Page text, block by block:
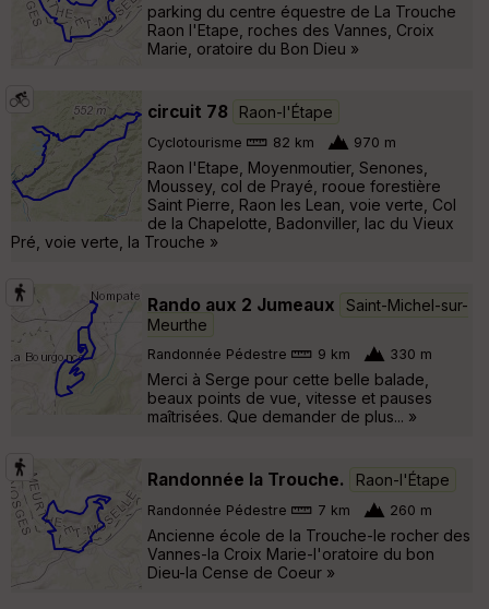
parking du centre équestre de La Trouche
Raon l'Etape, roches des Vannes, Croix
Marie, oratoire du Bon Dieu »
circuit 78 Raon-l'Étape
Cyclotourisme 82 km 970 m
Raon l'Etape, Moyenmoutier, Senones,
Moussey, col de Prayé, rooue forestière
Saint Pierre, Raon les Lean, voie verte, Col
de la Chapelotte, Badonviller, lac du Vieux
Pré, voie verte, la Trouche »
Rando aux 2 Jumeaux
Saint-Michel-sur-
Meurthe
Randonnée Pédestre 9 km 330 m
Merci à Serge pour cette belle balade,
beaux points de vue, vitesse et pauses
maîtrisées. Que demander de plus... »
Randonnée la Trouche. Raon-l'Étape
Randonnée Pédestre 7 km 260 m
Ancienne école de la Trouche-le rocher des
Vannes-la Croix Marie-l'oratoire du bon
Dieu-la Cense de Coeur »